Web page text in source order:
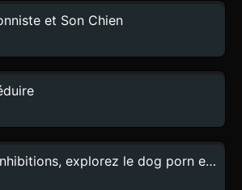
et Son Chien
21:35
0:13
destruisez vos inhibitions, explorez le dog porn extrême